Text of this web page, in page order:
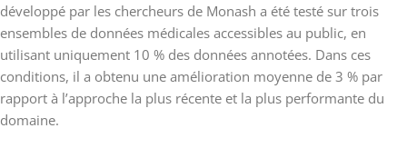
développé par les chercheurs de Monash a été testé sur trois
ensembles de données médicales accessibles au public, en
utilisant uniquement 10 % des données annotées. Dans ces
conditions, il a obtenu une amélioration moyenne de 3 % par
rapport à l’approche la plus récente et la plus performante du
domaine.